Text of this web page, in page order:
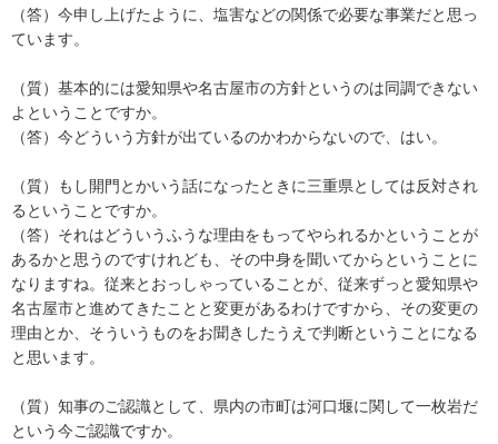
（答）今申し上げたように、塩害などの関係で必要な事業だと思っ
ています。
（質）基本的には愛知県や名古屋市の方針というのは同調できない
よということですか。
（答）今どういう方針が出ているのかわからないので、はい。
（質）もし開門とかいう話になったときに三重県としては反対され
るということですか。
（答）それはどういうふうな理由をもってやられるかということが
あるかと思うのですけれども、その中身を聞いてからということに
なりますね。従来とおっしゃっていることが、従来ずっと愛知県や
名古屋市と進めてきたことと変更があるわけですから、その変更の
理由とか、そういうものをお聞きしたうえで判断ということになる
と思います。
（質）知事のご認識として、県内の市町は河口堰に関して一枚岩だ
という今ご認識ですか。